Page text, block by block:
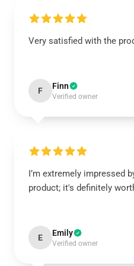
Very satisfied with the
F Finn
Verified owner
I’m extremely impressed
product; it's definitely
E Emily
Verified owner